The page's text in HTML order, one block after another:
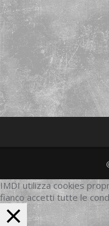
IMDI utilizza cookies
fianco accetti tutte le